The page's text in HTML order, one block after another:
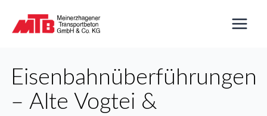
Inhalt
springen
Eisenbahnüberführungen
– Alte Vogtei &